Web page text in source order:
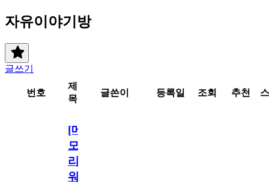
자유이야기방
글쓰기
번호
제
목
글쓴이 등록일 조회 추천
[메
모
리
워